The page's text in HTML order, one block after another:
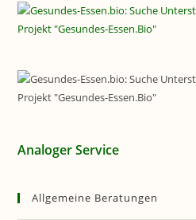
Analoger Service
Allgemeine Beratungen